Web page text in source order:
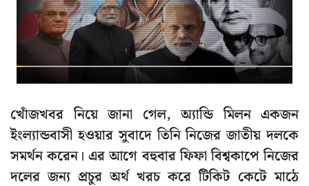
খোঁজখবর নিয়ে জানা গেল, অ্যান্ডি মিলন একজন
ইংল্যান্ডবাসী হওয়ার সুবাদে তিনি নিজের জাতীয় দলকে
সমর্থন করেন। এর আগে বহুবার ফিফা বিশ্বকাপে নিজের
দলের জন্য প্রচুর অর্থ খরচ করে টিকিট কেটে মাঠে